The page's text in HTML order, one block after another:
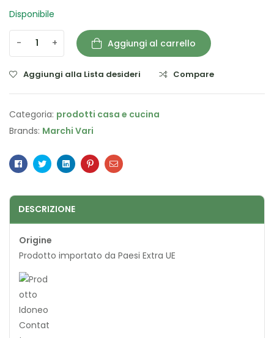
Disponibile
- + Aggiungi al carrello
Aggiungi alla Lista desideri Compare
Categoria: prodotti casa e cucina
Brands: Marchi Vari
Facebook
TwitterLinkedinPinterestEmail
DESCRIZIONE
Origine
Prodotto importato da Paesi Extra UE